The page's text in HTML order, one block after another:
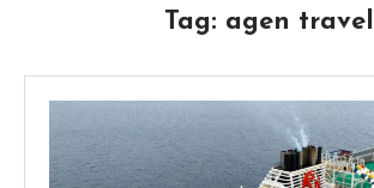
Tag: agen travel